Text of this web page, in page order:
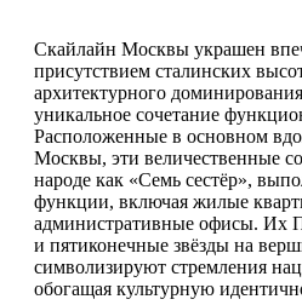
Скайлайн Москвы украшен
присутствием сталинских
архитектурного
уникальное сочетание
Расположенные в основном
Москвы, эти величественные
народе как «Семь сестёр»,
функции, включая жилые
административные офисы. Их
и пятиконечные звёзды на
символизируют стремления
обогащая культурную